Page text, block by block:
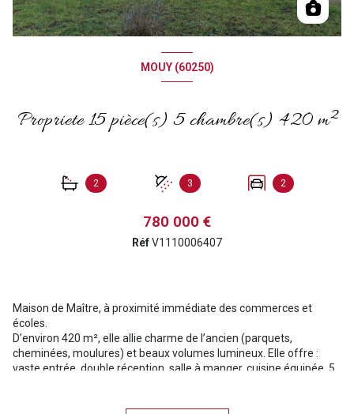
MOUY (60250)
Propriete 15 pièce(s) 5 chambre(s) 420 m²
2 3 2
780 000 €
RéfV1110006407
Maison de Maître, à proximité immédiate des commerces et
écoles.
D’environ 420 m², elle allie charme de l’ancien (parquets,
cheminées, moulures) et beaux volumes lumineux. Elle offre :
vaste entrée, double réception, salle à manger, cuisine équipée, 5